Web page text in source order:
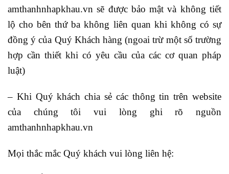
amthanhnhapkhau.vn sẽ được bảo mật và không tiết
lộ cho bên thứ ba không liên quan khi không có sự
đồng ý của Quý Khách hàng (ngoai trừ một số trường
hợp cần thiết khi có yêu cầu của các cơ quan pháp
luật)
– Khi Quý khách chia sẻ các thông tin trên website
của chúng tôi vui lòng ghi rõ nguồn
amthanhnhapkhau.vn
Mọi thắc mắc Quý khách vui lòng liên hệ: